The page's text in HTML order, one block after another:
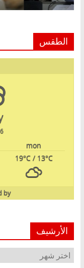
الطقس
mon
19°C/ 13°C
by
الأرشيف
الأرشيف